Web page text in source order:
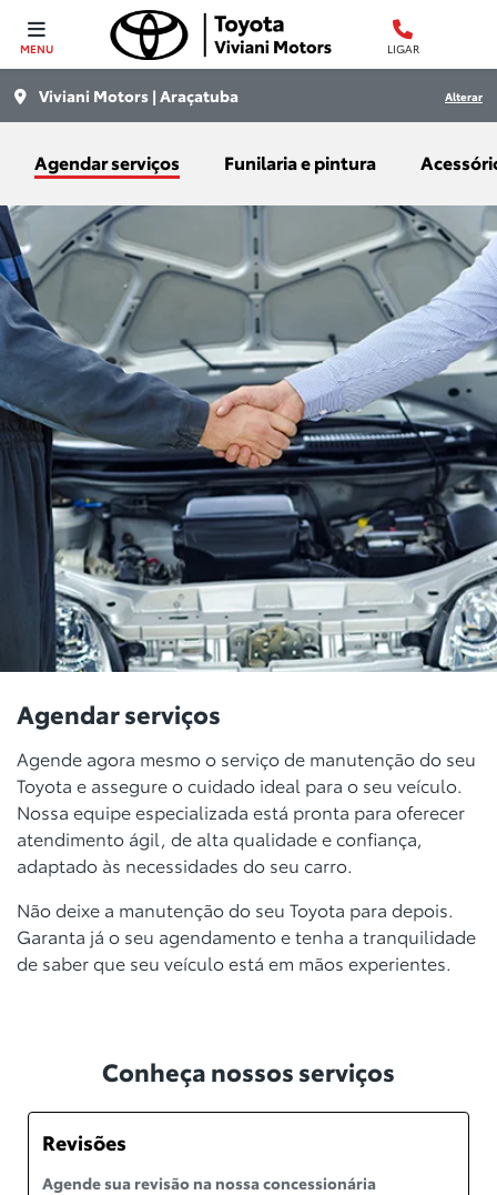
MENU LIGAR
Viviani Motors | Araçatuba Alterar
Agendar serviços Funilaria e pintura
Agendar serviços
Agende agora mesmo o serviço de manutenção do seu
Toyota e assegure o cuidado ideal para o seu veículo.
Nossa equipe especializada está pronta para oferecer
atendimento ágil, de alta qualidade e confiança,
adaptado às necessidades do seu carro.
Não deixe a manutenção do seu Toyota para depois.
Garanta já o seu agendamento e tenha a tranquilidade
de saber que seu veículo está em mãos experientes.
Conheça nossos serviços
Revisões
Agende sua revisão na nossa concessionária